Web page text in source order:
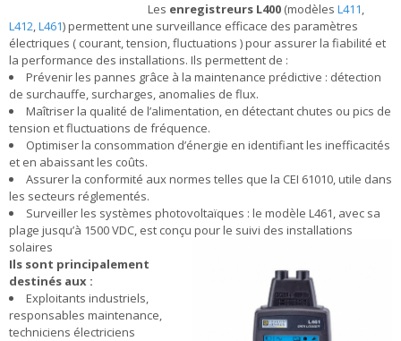
Les enregistreurs L400 (modèles L411,
L412,L461) permettent une surveillance efficace des paramètres
électriques ( courant, tension, fluctuations ) pour assurer la fiabilité et
la performance des installations. Ils permettent de :
Prévenir les pannes grâce à la maintenance prédictive : détection
de surchauffe, surcharges, anomalies de flux.
Maîtriser la qualité de l’alimentation, en détectant chutes ou pics de
tension et fluctuations de fréquence.
Optimiser la consommation d’énergie en identifiant les inefficacités
et en abaissant les coûts.
Assurer la conformité aux normes telles que la CEI 61010, utile dans
les secteurs réglementés.
Surveiller les systèmes photovoltaïques : le modèle L461, avec sa
plage jusqu’à 1500 VDC, est conçu pour le suivi des installations
solaires
Ils sont principalement
destinés aux :
Exploitants industriels,
responsables maintenance,
techniciens électriciens